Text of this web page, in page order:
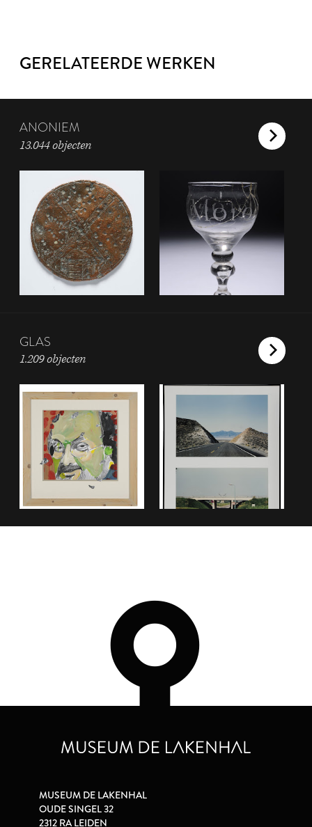
GERELATEERDE WERKEN
ANONIEM
13.044 objecten
GLAS
1.209 objecten
MUSEUM DE LAKENHAL
OUDE SINGEL 32
2312 RA LEIDEN